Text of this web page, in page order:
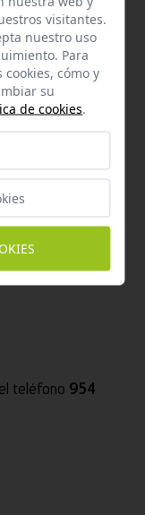
de 8:00 a 14:00
teléfono 954
visitantes.
nuestro uso
Para
cómo y
su
de cookies.